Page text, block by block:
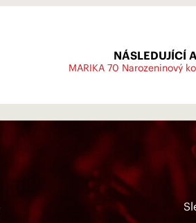
NÁSLEDUJÍCÍ
MARIKA 70 Narozeninový